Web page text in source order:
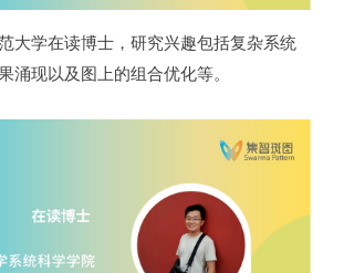
大学在读博士，研究兴趣包括复杂系统
涌现以及图上的组合优化等。